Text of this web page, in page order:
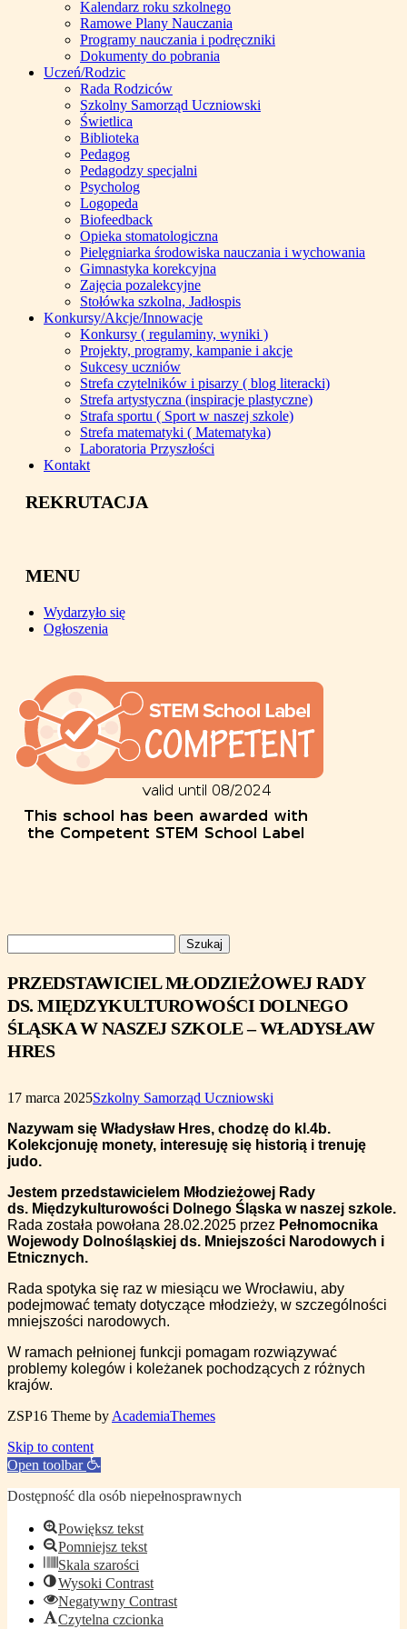
Kalendarz roku szkolnego
Ramowe Plany Nauczania
Programy nauczania i podręczniki
Dokumenty do pobrania
Uczeń/Rodzic
Rada Rodziców
Szkolny Samorząd Uczniowski
Świetlica
Biblioteka
Pedagog
Pedagodzy specjalni
Psycholog
Logopeda
Biofeedback
Opieka stomatologiczna
Pielęgniarka środowiska nauczania i wychowania
Gimnastyka korekcyjna
Zajęcia pozalekcyjne
Stołówka szkolna, Jadłospis
Konkursy/Akcje/Innowacje
Konkursy ( regulaminy, wyniki )
Projekty, programy, kampanie i akcje
Sukcesy uczniów
Strefa czytelników i pisarzy ( blog literacki)
Strefa artystyczna (inspiracje plastyczne)
Strafa sportu ( Sport w naszej szkole)
Strefa matematyki ( Matematyka)
Laboratoria Przyszłości
Kontakt
REKRUTACJA
MENU
Wydarzyło się
Ogłoszenia
PRZEDSTAWICIEL MŁODZIEŻOWEJ RADY
DS. MIĘDZYKULTUROWOŚCI DOLNEGO
ŚLĄSKA W NASZEJ SZKOLE – WŁADYSŁAW
HRES
17 marca 2025Szkolny Samorząd Uczniowski
Nazywam się Władysław Hres, chodzę do kl.4b.
Kolekcjonuję monety, interesuję się historią i trenuję
judo.
Jestem przedstawicielem Młodzieżowej Rady
ds. Międzykulturowości Dolnego Śląska w naszej szkole.
Rada została powołana 28.02.2025 przez Pełnomocnika
Wojewody Dolnośląskiej ds. Mniejszości Narodowych i
Etnicznych.
Rada spotyka się raz w miesiącu we Wrocławiu, aby
podejmować tematy dotyczące młodzieży, w szczególności
mniejszości narodowych.
W ramach pełnionej funkcji pomagam rozwiązywać
problemy kolegów i koleżanek pochodzących z różnych
krajów.
ZSP16 Theme by AcademiaThemes
Skip to content
Open toolbar
Dostępność dla osób niepełnosprawnych
Powiększ tekst
Pomniejsz tekst
Skala szarości
Wysoki Contrast
Negatywny Contrast
Czytelna czcionka